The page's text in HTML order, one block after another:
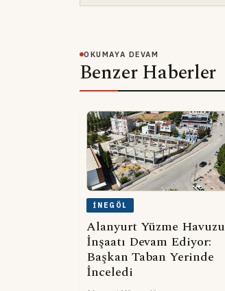
OKUMAYA DEVAM
Benzer Haberler
İNEGÖL
Alanyurt Yüzme Havuzu
İnşaatı Devam Ediyor:
Başkan Taban Yerinde
İnceledi